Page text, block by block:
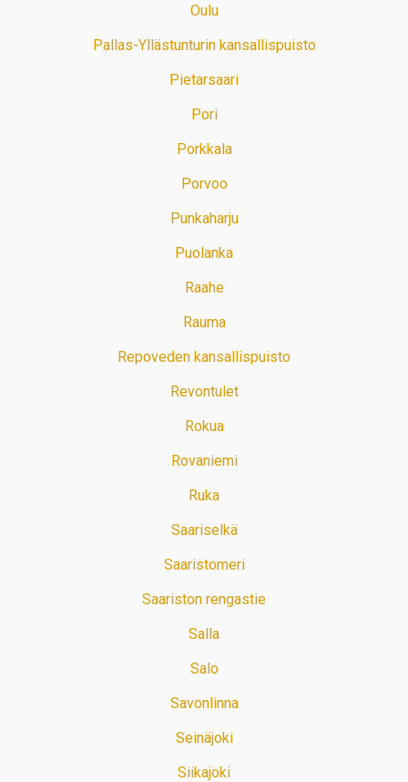
Oulu
Pallas-Yllästunturin kansallispuisto
Pietarsaari
Pori
Porkkala
Porvoo
Punkaharju
Puolanka
Raahe
Rauma
Repoveden kansallispuisto
Revontulet
Rokua
Rovaniemi
Ruka
Saariselkä
Saaristomeri
Saariston rengastie
Salla
Salo
Savonlinna
Seinäjoki
Siikajoki